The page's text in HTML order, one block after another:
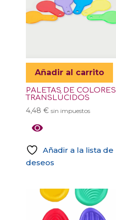
Añadir al carrito
PALETAS DE COLORES
TRANSLÚCIDOS
4,48 € sin impuestos
Añadir a la lista de
deseos